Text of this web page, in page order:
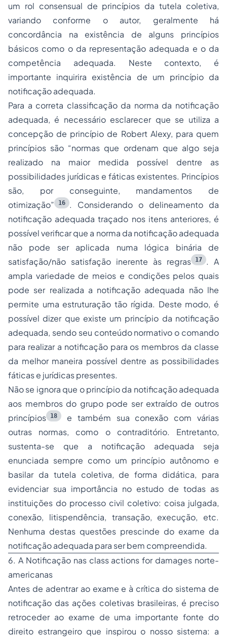
um rol consensual de princípios da tutela coletiva,
variando conforme o autor, geralmente há
concordância na existência de alguns princípios
básicos como o da representação adequada e o da
competência adequada. Neste contexto, é
importante inquirira existência de um princípio da
notificação adequada.
Para a correta classificação da norma da notificação
adequada, é necessário esclarecer que se utiliza a
concepção de princípio de Robert Alexy, para quem
princípios são “normas que ordenam que algo seja
realizado na maior medida possível dentre as
possibilidades jurídicas e fáticas existentes. Princípios
são, por conseguinte, mandamentos de
otimização”
16
. Considerando o delineamento da
notificação adequada traçado nos itens anteriores, é
possível verificar que a norma da notificação adequada
não pode ser aplicada numa lógica binária de
satisfação/não satisfação inerente às regras
17
. A
ampla variedade de meios e condições pelos quais
pode ser realizada a notificação adequada não lhe
permite uma estruturação tão rígida. Deste modo, é
possível dizer que existe um princípio da notificação
adequada, sendo seu conteúdo normativo o comando
para realizar a notificação para os membros da classe
da melhor maneira possível dentre as possibilidades
fáticas e jurídicas presentes.
Não se ignora que o princípio da notificação adequada
aos membros do grupo pode ser extraído de outros
princípios
18
e também sua conexão com várias
outras normas, como o contraditório. Entretanto,
sustenta-se que a notificação adequada seja
enunciada sempre como um princípio autônomo e
basilar da tutela coletiva, de forma didática, para
evidenciar sua importância no estudo de todas as
instituições do processo civil coletivo: coisa julgada,
conexão, litispendência, transação, execução, etc.
Nenhuma destas questões prescinde do exame da
notificação adequada para ser bem compreendida.
6. A Notificação nas class actions for damages norte-
americanas
Antes de adentrar ao exame e à crítica do sistema de
notificação das ações coletivas brasileiras, é preciso
retroceder ao exame de uma importante fonte do
direito estrangeiro que inspirou o nosso sistema: a